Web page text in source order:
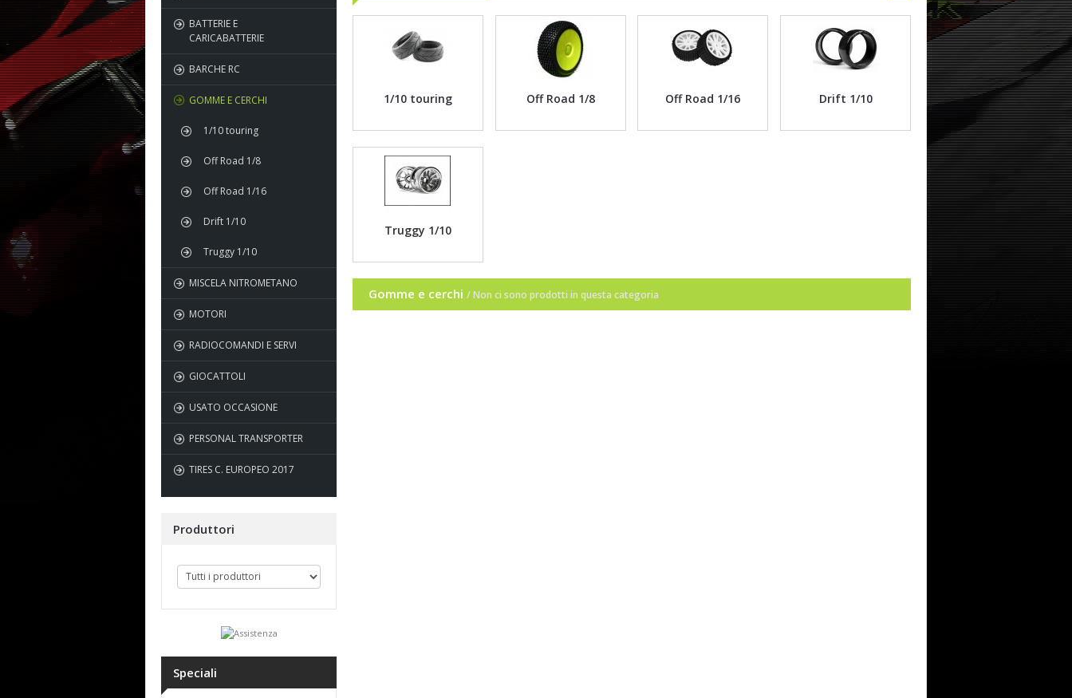
BATTERIE E
CARICABATTERIE
BARCHE RC
GOMME E CERCHI
1/10 touring
Off Road 1/8
Off Road 1/16
Drift 1/10
Truggy 1/10
MISCELA NITROMETANO
MOTORI
RADIOCOMANDI E SERVI
GIOCATTOLI
USATO OCCASIONE
PERSONAL TRANSPORTER
TIRES C. EUROPEO 2017
Produttori
Speciali
1/10 touring Off Road 1/8 Off Road 1/16 Drift 1/10
Truggy 1/10
Gomme e cerchi / Non ci sono prodotti in questa categoria